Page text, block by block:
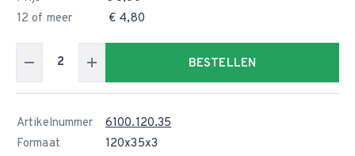
12 of meer
€ 4,80
BESTELLEN
Artikelnummer
6100.120.35
Formaat
120x35x3